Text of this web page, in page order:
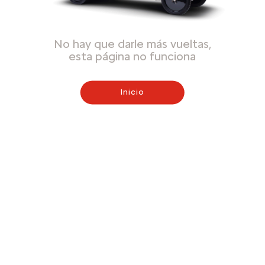
No hay que darle más vueltas,
esta página no funciona
Inicio